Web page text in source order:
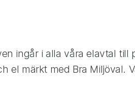
ingår i alla våra elavtal
el märkt med Bra Miljöval.